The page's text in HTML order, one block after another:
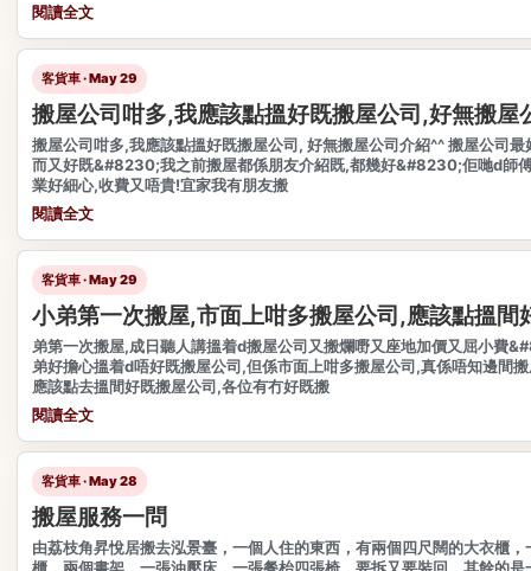
閱讀全文
客貨車 · May 29
搬屋公司咁多,我應該點搵好既搬屋公司,好無搬屋
搬屋公司咁多,我應該點搵好既搬屋公司, 好無搬屋公司介紹^^ 搬屋公司最
而又好既&#8230;我之前搬屋都係朋友介紹既,都幾好&#8230;佢哋d師
業好細心,收費又唔貴!宜家我有朋友搬
閱讀全文
客貨車 · May 29
小弟第一次搬屋,市面上咁多搬屋公司,應該點搵間
弟第一次搬屋,成日聽人講搵着d搬屋公司又搬爛嘢又座地加價又屈小費
弟好擔心搵着d唔好既搬屋公司,但係市面上咁多搬屋公司,真係唔知邊間
應該點去搵間好既搬屋公司,各位有冇好既搬
閱讀全文
客貨車 · May 28
搬屋服務一問
由荔枝角昇悅居搬去泓景臺，一個人住的東西，有兩個四尺闊的大衣櫃，
櫃，兩個書架，一張油壓床，一張餐枱四張椅，要拆又要裝回，其餘的是